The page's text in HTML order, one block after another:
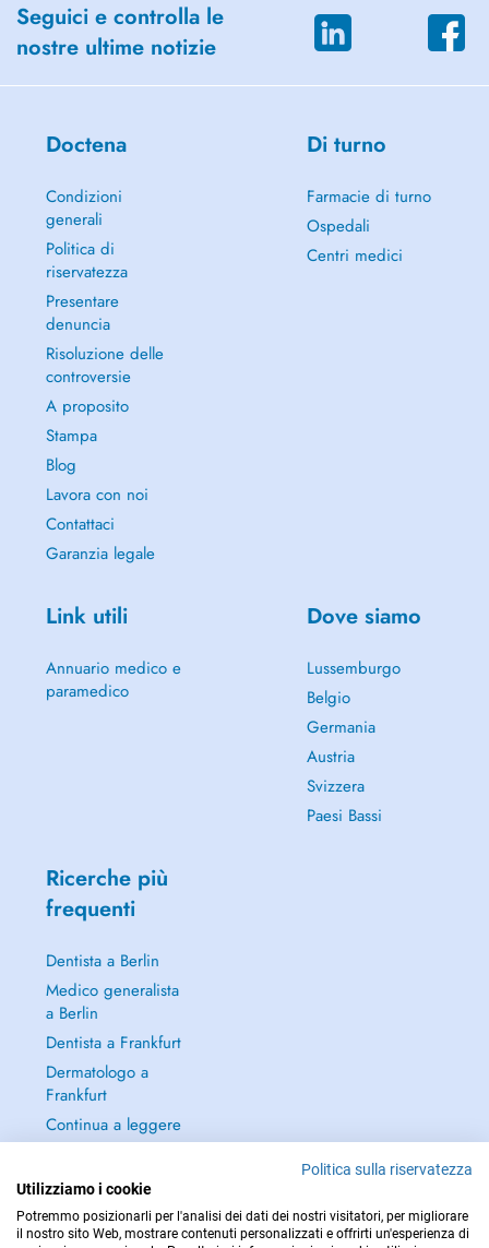
Seguici e controlla le
nostre ultime notizie
Doctena
Condizioni
generali
Politica di
riservatezza
Presentare
denuncia
Risoluzione delle
controversie
A proposito
Stampa
Blog
Lavora con noi
Contattaci
Garanzia legale
Di turno
Farmacie di turno
Ospedali
Centri medici
Link utili
Annuario medico e
paramedico
Dove siamo
Lussemburgo
Belgio
Germania
Austria
Svizzera
Paesi Bassi
Ricerche più
frequenti
Dentista a Berlin
Medico generalista
a Berlin
Dentista a Frankfurt
Dermatologo a
Frankfurt
Continua a leggere
→
Politica sulla riservatezza
Utilizziamo i cookie
Potremmo posizionarli per l'analisi dei dati dei nostri visitatori, per migliorare
il nostro sito Web, mostrare contenuti personalizzati e offrirti un'esperienza di